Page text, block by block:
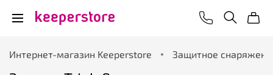
Интернет-магазин Keeperstore Защитное